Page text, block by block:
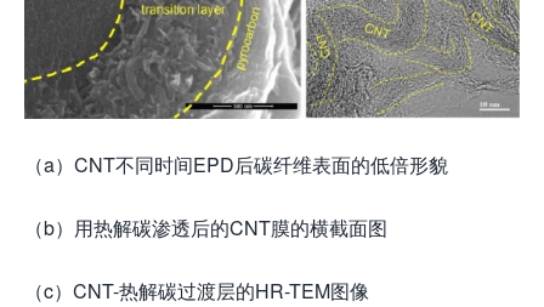
（a）CNT不同时间EPD后碳纤维表面的低倍形貌
（b）用热解碳渗透后的CNT膜的横截面图
（c）CNT-热解碳过渡层的HR-TEM图像